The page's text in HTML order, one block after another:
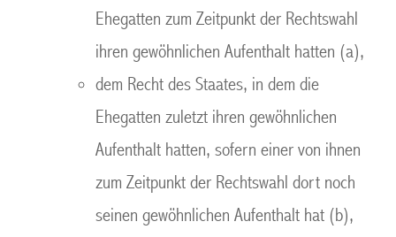
Ehegatten zum Zeitpunkt der Rechtswahl
ihren gewöhnlichen Aufenthalt hatten (a),
dem Recht des Staates, in dem die
Ehegatten zuletzt ihren gewöhnlichen
Aufenthalt hatten, sofern einer von ihnen
zum Zeitpunkt der Rechtswahl dort noch
seinen gewöhnlichen Aufenthalt hat (b),